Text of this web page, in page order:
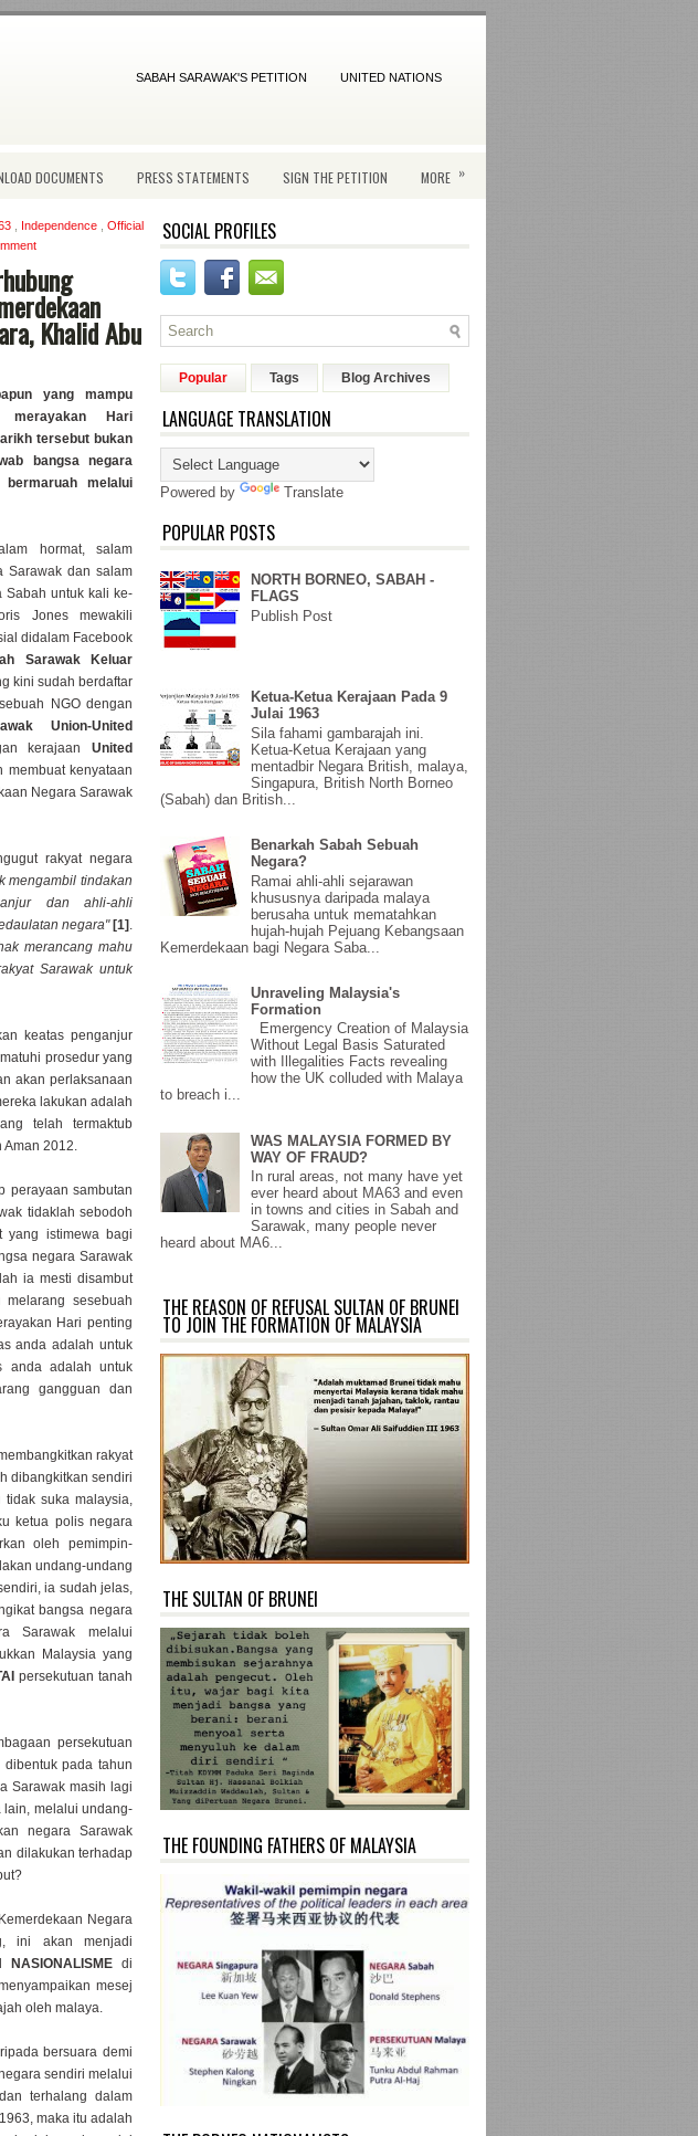
SABAH SARAWAK'S PETITION UNITED NATIONS
DOCUMENTS PRESS STATEMENTS SIGN THE PETITION MORE »
Independence
Official
Khalid Abu
yang mampu
merayakan Hari
tersebut bukan
bangsa negara
melalui
hormat, salam
Sarawak dan salam
Sabah untuk kali ke-
Jones mewakili
didalam Facebook
Sarawak Keluar
kini sudah berdaftar
NGO dengan
Union-United
kerajaanUnited
kenyataan
Negara Sarawak
rakyat negara
mengambil tindakan
dan ahli-ahli
negara" [1] .
merancang mahu
Sarawak untuk
keatas penganjur
prosedur yang
akan perlaksanaan
lakukan adalah
telah termaktub
Aman 2012.
perayaan sambutan
tidaklah sebodoh
yang istimewa bagi
negara Sarawak
ia mesti disambut
sesebuah
Hari penting
anda adalah untuk
anda adalah untuk
gangguan dan
rakyat
dibangkitkan sendiri
tidak suka malaysia,
ketua polis negara
oleh pemimpin-
undang-undang
ia sudah jelas,
bangsa negara
Sarawak melalui
Malaysia yang
persekutuan tanah
persekutuan
pada tahun
Sarawak masih lagi
lain, melalui undang-
negara Sarawak
dilakukan terhadap
Negara
ini akan menjadi
NASIONALISME di
mesej
oleh malaya.
bersuara demi
sendiri melalui
terhalang dalam
maka itu adalah
SOCIAL PROFILES
Popular Tags Blog Archives
LANGUAGE TRANSLATION
Powered by Translate
POPULAR POSTS
NORTH BORNEO, SABAH -
FLAGS
Publish Post
Ketua-Ketua Kerajaan Pada 9
Julai 1963
Sila fahami gambarajah ini.
Ketua-Ketua Kerajaan yang
mentadbir Negara British, malaya,
Singapura, British North Borneo
(Sabah) dan British...
Benarkah Sabah Sebuah
Negara?
Ramai ahli-ahli sejarawan
khususnya daripada malaya
berusaha untuk mematahkan
hujah-hujah Pejuang Kebangsaan
Kemerdekaan bagi Negara Saba...
Unraveling Malaysia's
Formation
Emergency Creation of Malaysia
Without Legal Basis Saturated
with Illegalities Facts revealing
how the UK colluded with Malaya
to breach i...
WAS MALAYSIA FORMED BY
WAY OF FRAUD?
In rural areas, not many have yet
ever heard about MA63 and even
in towns and cities in Sabah and
Sarawak, many people never
heard about MA6...
THE REASON OF REFUSAL SULTAN OF BRUNEI
TO JOIN THE FORMATION OF MALAYSIA
THE SULTAN OF BRUNEI
THE FOUNDING FATHERS OF MALAYSIA